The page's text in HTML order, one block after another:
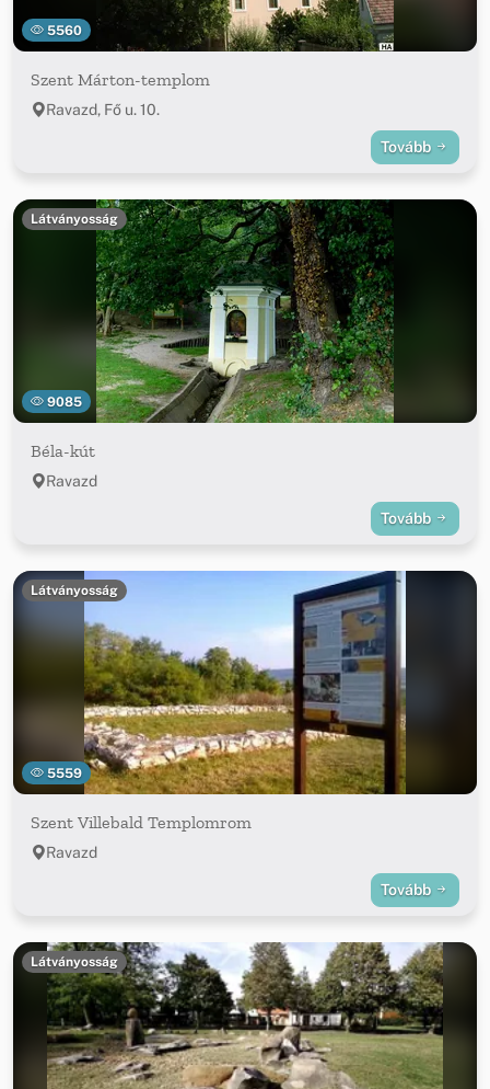
5560
Szent Márton-templom
Ravazd, Fő u. 10.
Tovább
9085
Látványosság
Béla-kút
Ravazd
Tovább
5559
Látványosság
Szent Villebald Templomrom
Ravazd
Tovább
Látványosság